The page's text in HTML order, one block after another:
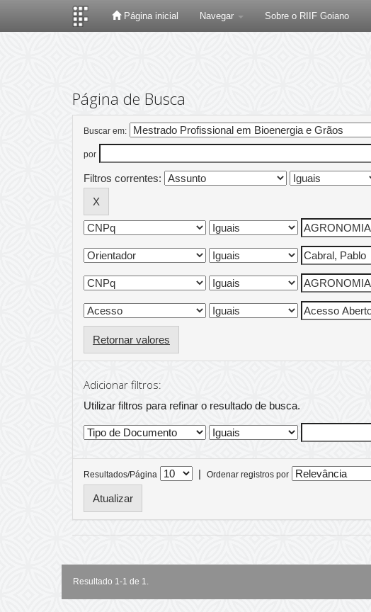
Página inicial Navegar Sobre o RIIF Goiano
Página de Busca
Buscar em:
por
Filtros correntes:
Retornar valores
Adicionar filtros:
Utilizar filtros para refinar o resultado de busca.
Resultados/Página | Ordenar registros por
Resultado 1-1 de 1.